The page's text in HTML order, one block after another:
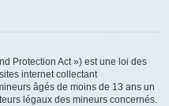
Protection Act ») est une loi des
internet collectant
âgés de moins de 13 ans un
légaux des mineurs concernés.